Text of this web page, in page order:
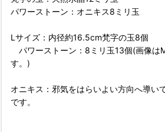
パワーストーン：オニキス8ミリ玉
Lサイズ：内径約16.5cm梵字の玉8個
パワーストーン：8ミリ玉13個(画像は
す。)
オニキス：邪気をはらいよい方向へ導い
です。